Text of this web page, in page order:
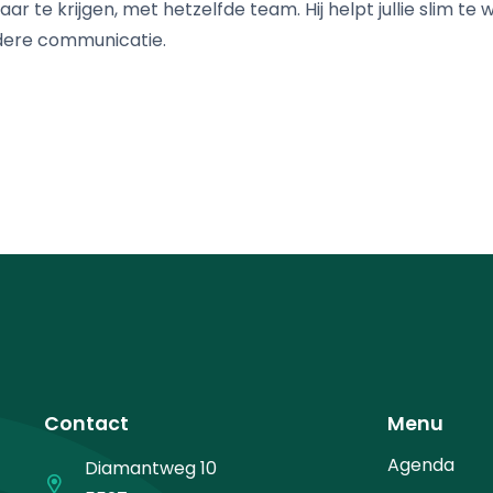
te krijgen, met hetzelfde team. Hij helpt jullie slim te
communicatie.
Contact
Diamantweg 10
Menu
Agenda